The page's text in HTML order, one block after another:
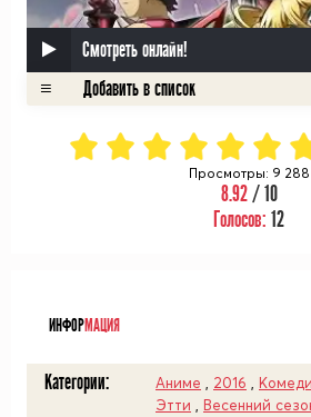
Смотреть онлайн!
Просмотры: 9 288
8.92/ 10
Голосов: 12
ИНФОРМАЦИЯ
Категории: Аниме 2016
Этти
Весенний